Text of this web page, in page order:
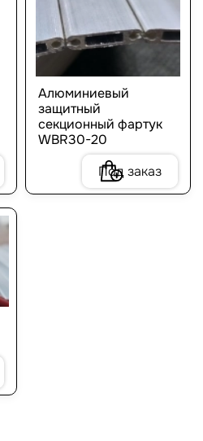
Алюминиевый
защитный
секционный фартук
WBR30-20
Под заказ